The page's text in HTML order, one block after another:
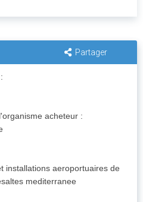
Partager
acheteur :
installations aeroportuaires de
mediterranee